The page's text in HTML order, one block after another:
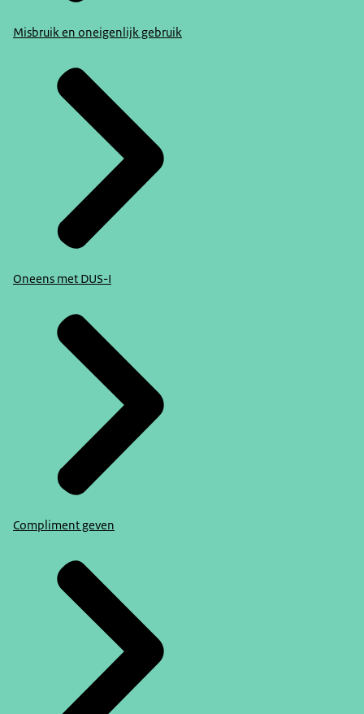
Misbruik en oneigenlijk gebruik
Oneens met DUS-I
Compliment geven